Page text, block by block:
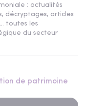
: actualités
décryptages, articles
toutes les
du secteur
de patrimoine